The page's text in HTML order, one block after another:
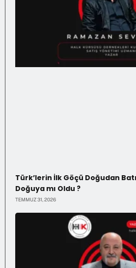
Türk’lerin İlk Göçü Doğudan
Doğuya mı Oldu ?
TEMMUZ 31, 2026